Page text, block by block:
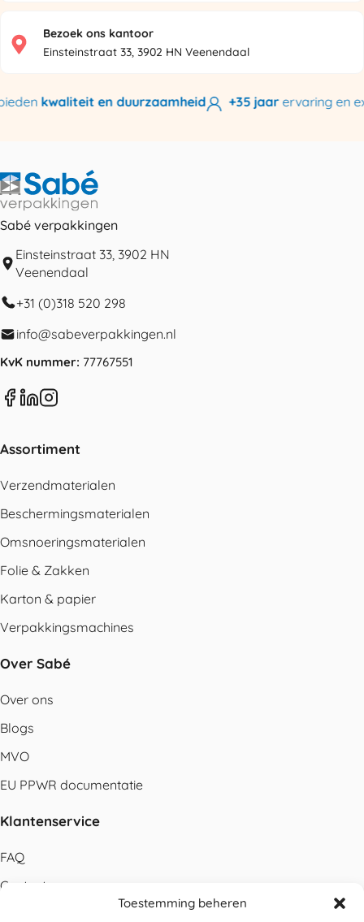
Toestemming beheren
Bezoek ons kantoor
Einsteinstraat 33, 3902 HN Veenendaal
kwaliteit en duurzaamheid +35 jaarervaring en
Sabé verpakkingen
Einsteinstraat 33, 3902 HN
Veenendaal
+31 (0)318 520 298
info@sabeverpakkingen.nl
KvK nummer: 77767551
Assortiment
Verzendmaterialen
Beschermingsmaterialen
Omsnoeringsmaterialen
Folie & Zakken
Karton & papier
Verpakkingsmachines
Over Sabé
Over ons
Blogs
MVO
EU PPWR documentatie
Klantenservice
FAQ
Contact